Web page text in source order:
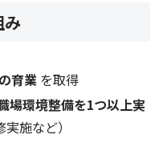
み
育業 を取得
場環境整備を1つ以上実
施など）